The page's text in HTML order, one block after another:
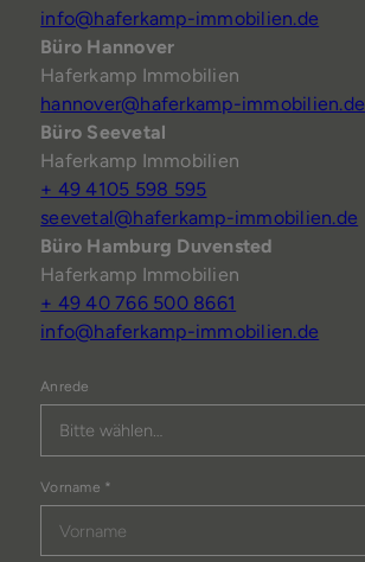
info@haferkamp-immobilien.de
Büro Hannover
Haferkamp Immobilien
hannover@haferkamp-immobilien.de
Büro Seevetal
Haferkamp Immobilien
+ 49 4105 598 595
seevetal@haferkamp-immobilien.de
Büro Hamburg Duvensted
Haferkamp Immobilien
+ 49 40 766 500 8661
info@haferkamp-immobilien.de
Anrede
Vorname *